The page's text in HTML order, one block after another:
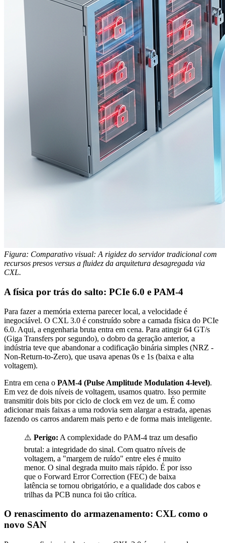
Figura: Comparativo visual: A rigidez do servidor tradicional com
recursos presos versus a fluidez da arquitetura desagregada via
CXL.
A física por trás do salto: PCIe 6.0 e PAM-4
Para fazer a memória externa parecer local, a velocidade é
inegociável. O CXL 3.0 é construído sobre a camada física do PCIe
6.0. Aqui, a engenharia bruta entra em cena. Para atingir 64 GT/s
(Giga Transfers por segundo), o dobro da geração anterior, a
indústria teve que abandonar a codificação binária simples (NRZ -
Non-Return-to-Zero), que usava apenas 0s e 1s (baixa e alta
voltagem).
Entra em cena o PAM-4 (Pulse Amplitude Modulation 4-level).
Em vez de dois níveis de voltagem, usamos quatro. Isso permite
transmitir dois bits por ciclo de clock em vez de um. É como
adicionar mais faixas a uma rodovia sem alargar a estrada, apenas
fazendo os carros andarem mais perto e de forma mais inteligente.
⚠️ Perigo: A complexidade do PAM-4 traz um desafio
brutal: a integridade do sinal. Com quatro níveis de
voltagem, a "margem de ruído" entre eles é muito
menor. O sinal degrada muito mais rápido. É por isso
que o Forward Error Correction (FEC) de baixa
latência se tornou obrigatório, e a qualidade dos cabos e
trilhas da PCB nunca foi tão crítica.
O renascimento do armazenamento: CXL como o
novo SAN